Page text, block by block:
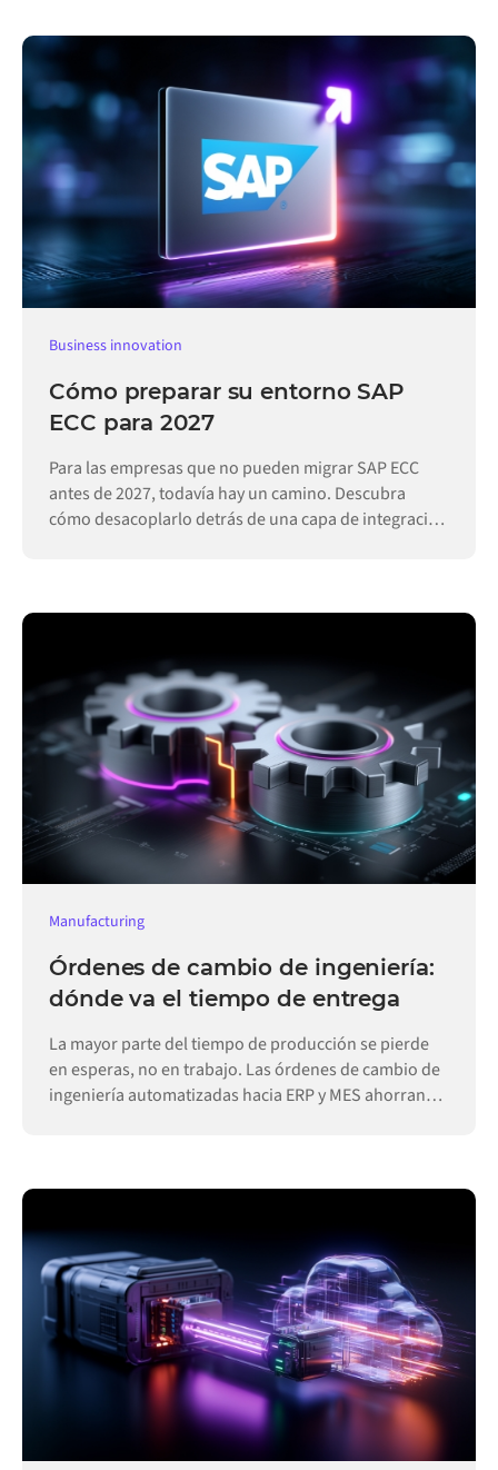
Business innovation
Cómo preparar su entorno SAP
ECC para 2027
Para las empresas que no pueden migrar SAP ECC
antes de 2027, todavía hay un camino. Descubra
cómo desacoplarlo detrás de una capa de integración
Manufacturing
Órdenes de cambio de ingeniería:
dónde va el tiempo de entrega
La mayor parte del tiempo de producción se pierde
en esperas, no en trabajo. Las órdenes de cambio de
ingeniería automatizadas hacia ERP y MES ahorran